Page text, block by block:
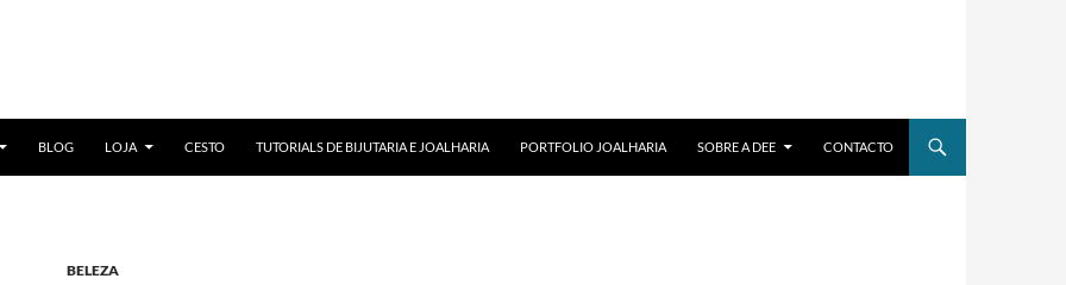
BLOG LOJA CESTO TUTORIALS DE BIJUTARIA E JOALHARIA PORTFOLIO JOALHARIA SOBRE A DEE CONTACTO
BELEZA